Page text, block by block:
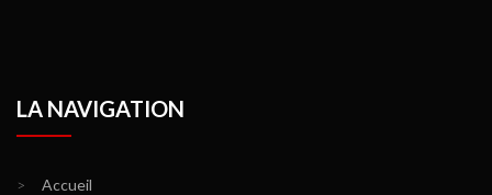
LA NAVIGATION
> Accueil